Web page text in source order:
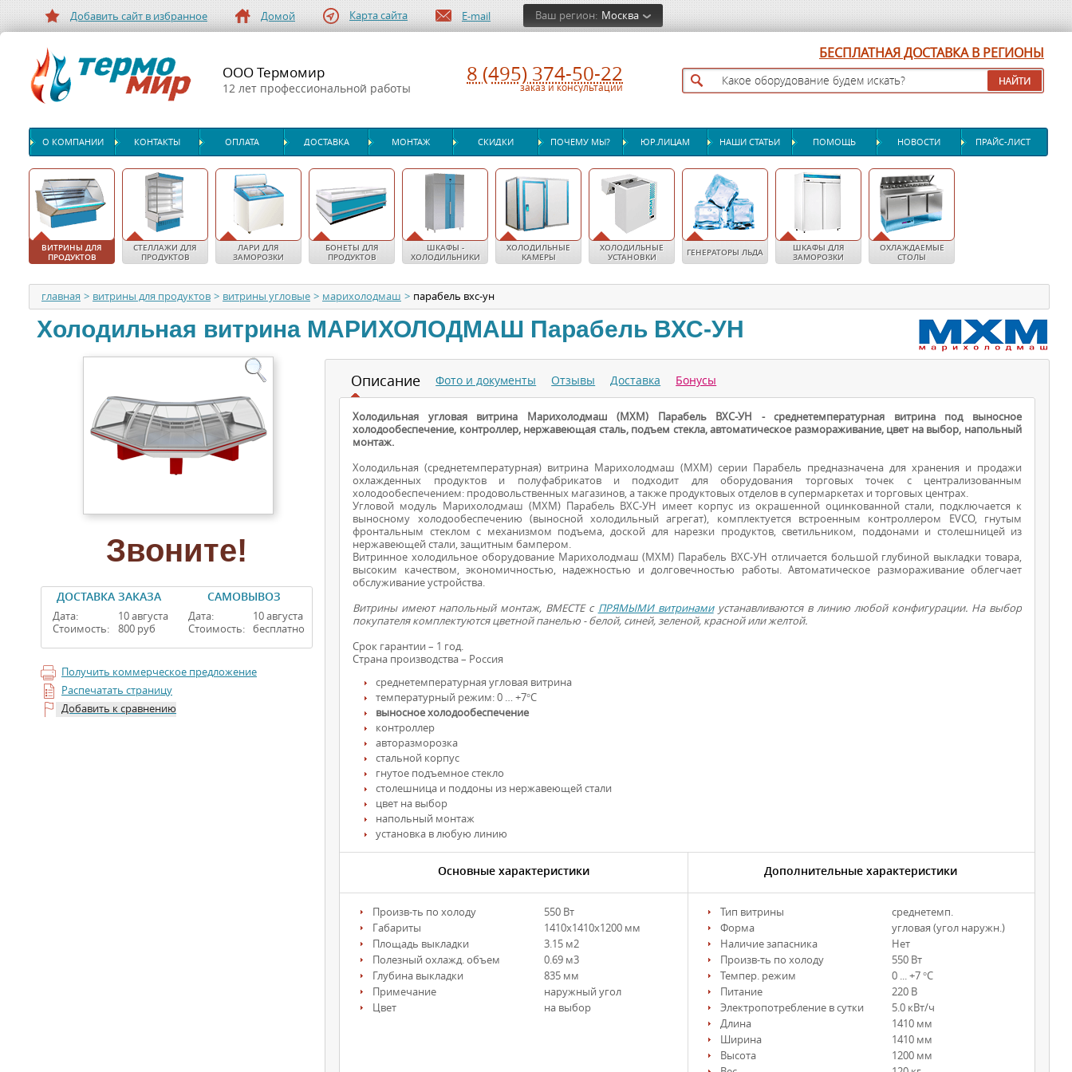
ВИТРИНЫ ДЛЯ
ПРОДУКТОВ
Добавить сайт в избранное Домой Карта сайта E-mail Ваш регион: Москва
ООО Термомир
12 лет профессиональной работы
8 (495) 374-50-22
заказ и консультации
БЕСПЛАТНАЯ ДОСТАВКА В РЕГИОНЫ
О КОМПАНИИ КОНТАКТЫ ОПЛАТА ДОСТАВКА МОНТАЖ СКИДКИ ПОЧЕМУ МЫ? ЮР.ЛИЦАМ НАШИ СТАТЬИ ПОМОЩЬ НОВОСТИ ПРАЙС-ЛИСТ
ВИТРИНЫ ДЛЯ
ПРОДУКТОВ
СТЕЛЛАЖИ ДЛЯ
ПРОДУКТОВ
ЛАРИ ДЛЯ
ЗАМОРОЗКИ
БОНЕТЫ ДЛЯ
ПРОДУКТОВ
ШКАФЫ -
ХОЛОДИЛЬНИКИ
ХОЛОДИЛЬНЫЕ
КАМЕРЫ
ХОЛОДИЛЬНЫЕ
УСТАНОВКИ
ГЕНЕРАТОРЫ ЛЬДА
ШКАФЫ ДЛЯ
ЗАМОРОЗКИ
ОХЛАЖДАЕМЫЕ
СТОЛЫ
главная > витрины для продуктов > витрины угловые > марихолодмаш > парабель вхс-ун
Холодильная витрина МАРИХОЛОДМАШ Парабель ВХС-УН
Звоните!
ДОСТАВКА ЗАКАЗА
Дата:
Стоимость:
10 августа
800 руб
САМОВЫВОЗ
Дата:
Стоимость:
10 августа
бесплатно
Получить коммерческое предложение
Распечатать страницу
Добавить к сравнению
Описание
Холодильная угловая витрина Марихолодмаш (МХМ) Парабель ВХС-УН - среднетемпературная витрина под выносное
холодообеспечение, контроллер, нержавеющая сталь, подъем стекла, автоматическое размораживание, цвет на выбор, напольный
монтаж.
Холодильная (среднетемпературная) витрина Марихолодмаш (МХМ) серии Парабель предназначена для хранения и продажи
охлажденных продуктов и полуфабрикатов и подходит для оборудования торговых точек с централизованным
холодообеспечением: продовольственных магазинов, а также продуктовых отделов в супермаркетах и торговых центрах.
Угловой модуль Марихолодмаш (МХМ) Парабель ВХС-УН имеет корпус из окрашенной оцинкованной стали, подключается к
выносному холодообеспечению (выносной холодильный агрегат), комплектуется встроенным контроллером EVCO, гнутым
фронтальным стеклом с механизмом подъема, доской для нарезки продуктов, светильником, поддонами и столешницей из
нержавеющей стали, защитным бампером.
Витринное холодильное оборудование Марихолодмаш (МХМ) Парабель ВХС-УН отличается большой глубиной выкладки товара,
высоким качеством, экономичностью, надежностью и долговечностью работы. Автоматическое размораживание облегчает
обслуживание устройства.
Витрины имеют напольный монтаж, ВМЕСТЕ с ПРЯМЫМИ витринамиустанавливаются в линию любой конфигурации. На выбор
покупателя комплектуются цветной панелью - белой, синей, зеленой, красной или желтой.
Срок гарантии – 1 год.
Страна производства – Россия
среднетемпературная угловая витрина
температурный режим: 0 … +7°С
выносное холодообеспечение
контроллер
авторазморозка
стальной корпус
гнутое подъемное стекло
столешница и поддоны из нержавеющей стали
цвет на выбор
напольный монтаж
установка в любую линию
Основные характеристики
Произв-ть по холоду
550 Вт
Габариты
1410х1410х1200 мм
Площадь выкладки
3.15 м2
Полезный охлажд. объем
0.69 м3
Глубина выкладки
835 мм
Примечание
наружный угол
Цвет
на выбор
Дополнительные характеристики
Тип витрины
среднетемп.
Форма
угловая (угол наружн.)
Наличие запасника
Нет
Произв-ть по холоду
550 Вт
Темпер. режим
0 ... +7 °С
Питание
220 В
Электропотребление в сутки
5.0 кВт/ч
Длина
1410 мм
Ширина
1410 мм
Высота
1200 мм
Фото и документы Отзывы Доставка Бонусы